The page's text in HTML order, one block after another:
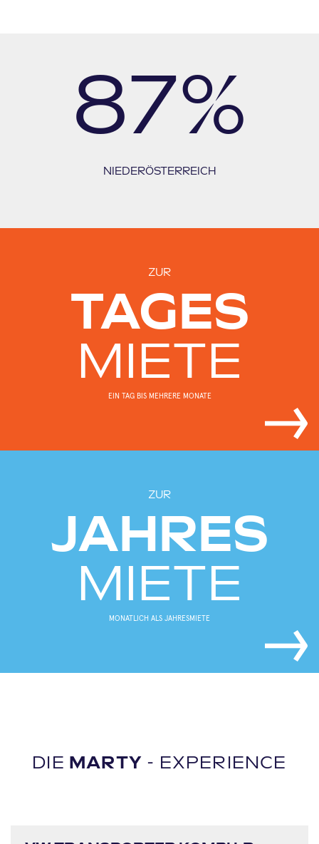
97%
NIEDERÖSTERREICH
ZUR
TAGES
MIETE
EIN TAG BIS MEHRERE MONATE
ZUR
JAHRES
MIETE
MONATLICH ALS JAHRESMIETE
DIE MARTY - EXPERIENCE